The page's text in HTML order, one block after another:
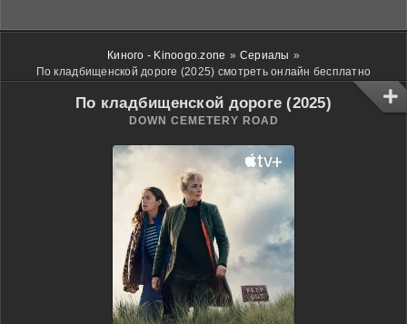
Киного - Kinoogo.zone » Сериалы »
По кладбищенской дороге (2025) смотреть онлайн бесплатно
По кладбищенской дороге (2025)
DOWN CEMETERY ROAD